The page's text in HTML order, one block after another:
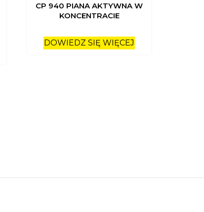
CP 940 PIANA AKTYWNA W
KONCENTRACIE
DOWIEDZ SIĘ WIĘCEJ